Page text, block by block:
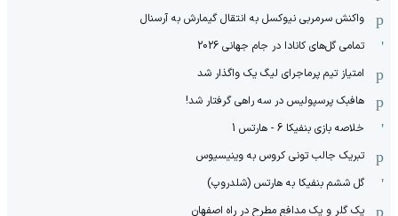
واکنش سرمربی نیوکسل به انتقال گیمارش به آرسنال
تمامی گل‌های کانادا در جام جهانی 2026
امتیاز تیم پرماجرای لیگ یک واگذار شد
هافبک پرسپولیس در سه راهی گرفتار شد!
خلاصه بازی بنفیکا 6 - هارتس 1
تبریک جالب تونی کروس به وینیسیوس
گل ششم بنفیکا به هارتس (شلدروپ)
یک گلر و یک مدافع مطرح در راه اصفهان